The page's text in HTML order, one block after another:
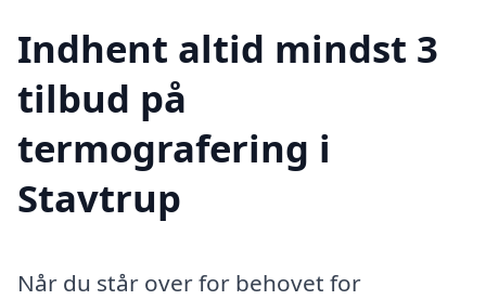
Indhent altid mindst 3
tilbud på
termografering i
Stavtrup
Når du står over for behovet for